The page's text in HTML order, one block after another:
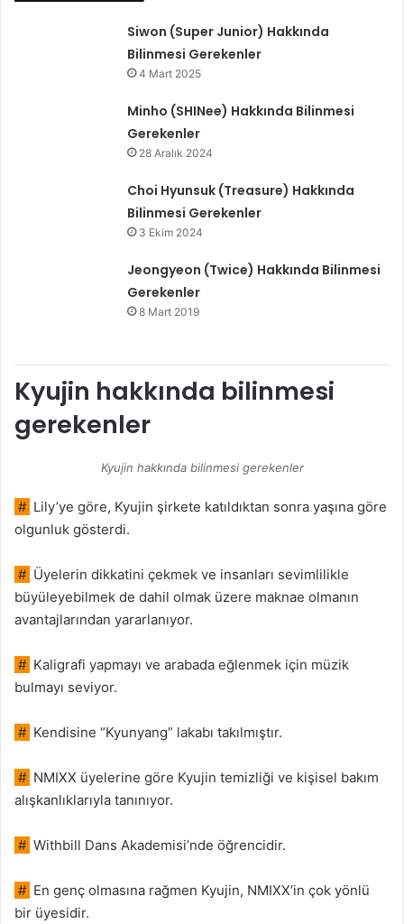
Siwon (Super Junior) Hakkında
Bilinmesi Gerekenler
4 Mart 2025
Minho (SHINee) Hakkında Bilinmesi
Gerekenler
28 Aralık 2024
Choi Hyunsuk (Treasure) Hakkında
Bilinmesi Gerekenler
3 Ekim 2024
Jeongyeon (Twice) Hakkında Bilinmesi
Gerekenler
8 Mart 2019
Kyujin hakkında bilinmesi
gerekenler
Kyujin hakkında bilinmesi gerekenler
# Lily’ye göre, Kyujin şirkete katıldıktan sonra yaşına göre
olgunluk gösterdi.
# Üyelerin dikkatini çekmek ve insanları sevimlilikle
büyüleyebilmek de dahil olmak üzere maknae olmanın
avantajlarından yararlanıyor.
# Kaligrafi yapmayı ve arabada eğlenmek için müzik
bulmayı seviyor.
# Kendisine “Kyunyang” lakabı takılmıştır.
# NMIXX üyelerine göre Kyujin temizliği ve kişisel bakım
alışkanlıklarıyla tanınıyor.
# Withbill Dans Akademisi’nde öğrencidir.
# En genç olmasına rağmen Kyujin, NMIXX’in çok yönlü
bir üyesidir.